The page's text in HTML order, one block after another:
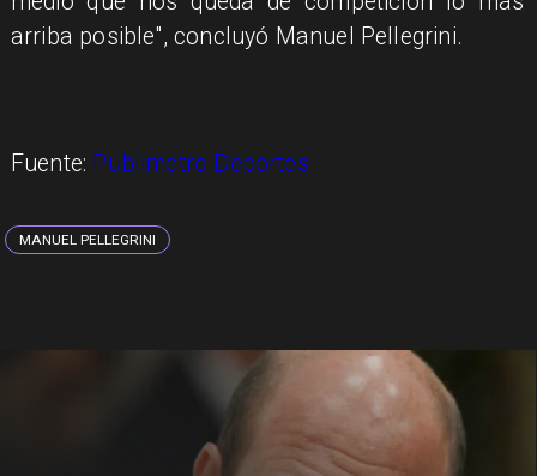
arriba posible", concluyó Manuel Pellegrini.
Fuente: Publimetro Deportes
MANUEL PELLEGRINI